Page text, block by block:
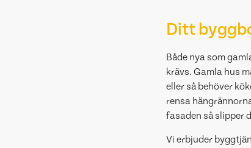
Ditt
Både nya som
krävs. Gamla hus
eller så behöver
rensa
fasaden så slipper
Vi erbjuder